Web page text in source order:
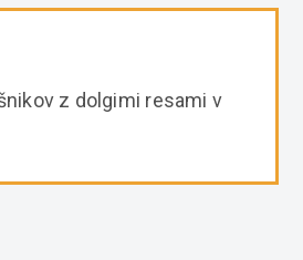
z dolgimi resami v